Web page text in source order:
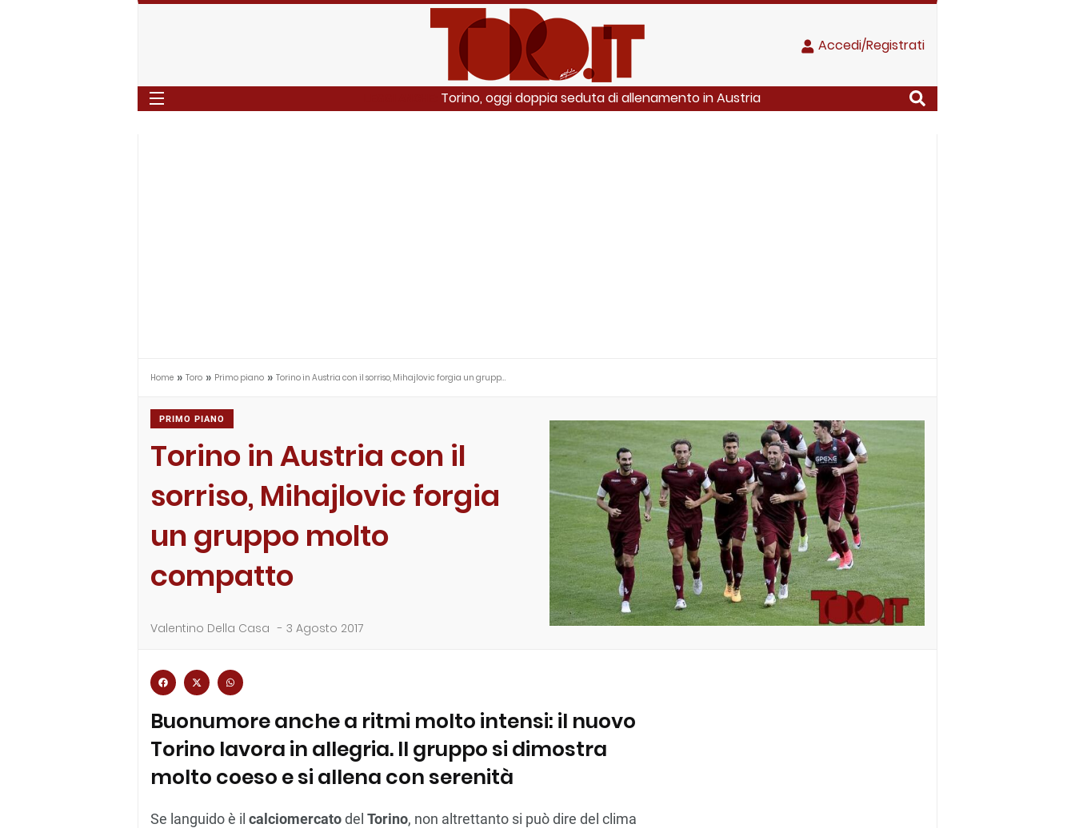
Accedi/Registrati
Torino, oggi doppia seduta di allenamento in Austria
Home » Toro » Primo piano » Torino in Austria con il sorriso, Mihajlovic forgia un grupp…
PRIMO PIANO
Torino in Austria con il
sorriso, Mihajlovic forgia
un gruppo molto
compatto
Valentino Della Casa - 3 Agosto 2017
Buonumore anche a ritmi molto intensi: il nuovo
Torino lavora in allegria. Il gruppo si dimostra
molto coeso e si allena con serenità
Se languido è il calciomercatodel Torino, non altrettanto si può dire del clima